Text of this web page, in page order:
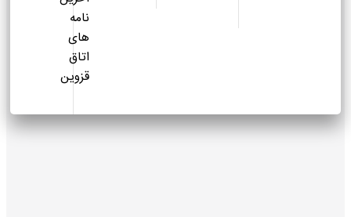
نامه
های
اتاق
قزوین